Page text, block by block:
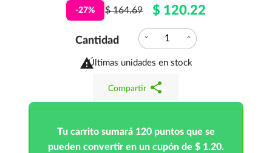
-27% $ 164.69 $ 120.22
Cantidad expand_more expand_less

Últimas unidades en stock
Compartir share
Tu carrito sumará 120 puntos que se
pueden convertir en un cupón de $ 1.20.